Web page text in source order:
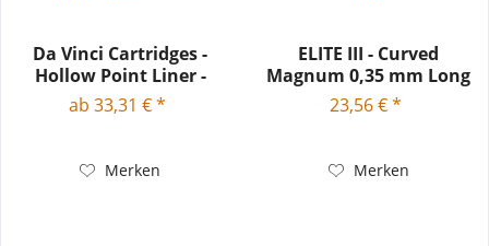
Da Vinci Cartridges -
Hollow Point Liner -
0.35mm
ab 33,31 € *
Merken
ELITE III - Curved
Magnum 0,35 mm Long
Taper...
23,56 € *
Merken